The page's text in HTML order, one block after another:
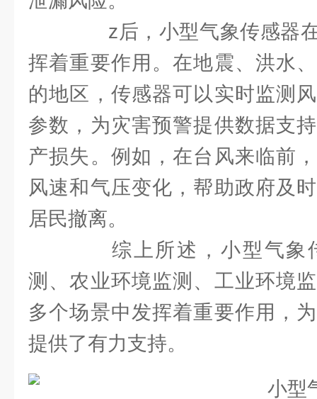
z后，小型气象传感器在
挥着重要作用。在地震、洪水
的地区，传感器可以实时监测
参数，为灾害预警提供数据支
产损失。例如，在台风来临前
风速和气压变化，帮助政府及
居民撤离。
综上所述，小型气象
测、农业环境监测、工业环境
多个场景中发挥着重要作用，
提供了有力支持。